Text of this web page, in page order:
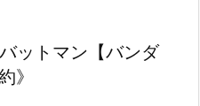
ットマン【バンダ
》